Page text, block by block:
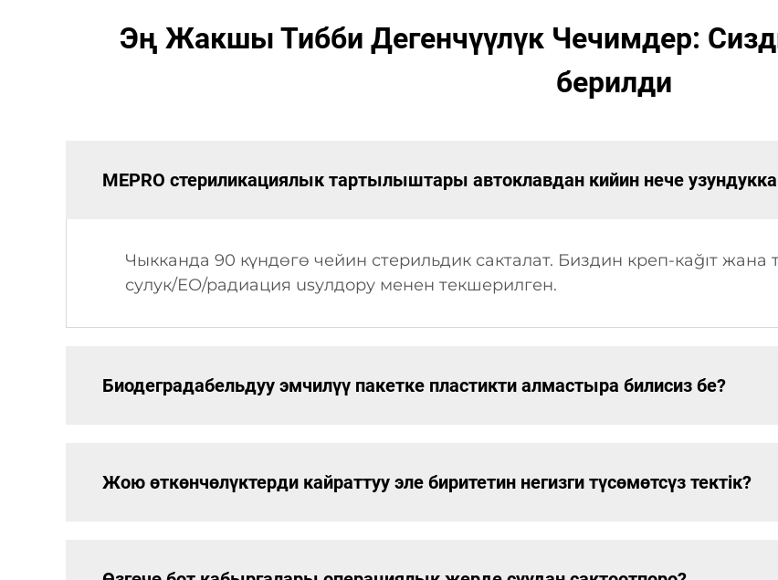
Эң Жакшы Тибби Дегенчүүлүк Чечимдер:
берилди
MEPRO стериликациялык тартылыштары автоклавдан кийин нече
Чыкканда 90 күндөгө чейин стерильдик сакталат. Биздин креп-каğıт жана
сулук/ЕО/радиация usулдору менен текшерилген.
Биодеградабельдуу эмчилүү пакетке пластикти алмастыра билисиз бе?
Жою өткөнчөлүктерди кайраттуу эле биритетин негизги түсөмөтсүз тектік?